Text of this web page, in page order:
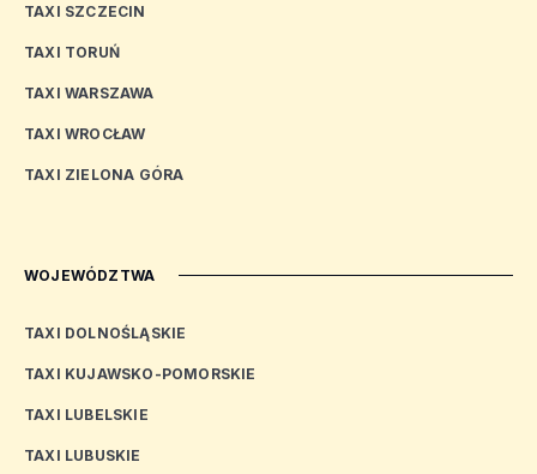
TAXI SZCZECIN
TAXI TORUŃ
TAXI WARSZAWA
TAXI WROCŁAW
TAXI ZIELONA GÓRA
WOJEWÓDZTWA
TAXI DOLNOŚLĄSKIE
TAXI KUJAWSKO-POMORSKIE
TAXI LUBELSKIE
TAXI LUBUSKIE